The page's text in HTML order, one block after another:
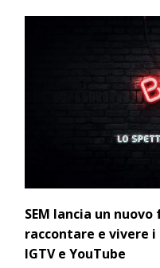
SEM lancia un
raccontare e vivere i
IGTV e YouTube